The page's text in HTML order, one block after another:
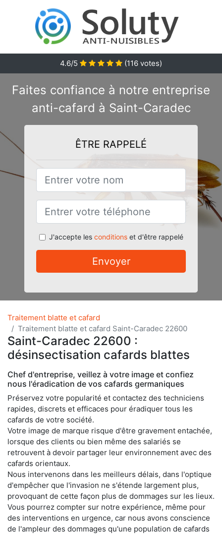
4.6/5 (116 votes)
Faites confiance à notre entreprise
anti-cafard à Saint-Caradec
ÊTRE RAPPELÉ
J'accepte les conditionset d'être rappelé
Envoyer
Traitement blatte et cafard
Traitement blatte et cafard Saint-Caradec 22600
Saint-Caradec 22600 :
désinsectisation cafards blattes
Chef d'entreprise, veillez à votre image et confiez
nous l'éradication de vos cafards germaniques
Préservez votre popularité et contactez des techniciens
rapides, discrets et efficaces pour éradiquer tous les
cafards de votre société.
Votre image de marque risque d'être gravement entachée,
lorsque des clients ou bien même des salariés se
retrouvent à devoir partager leur environnement avec des
cafards orientaux.
Nous intervenons dans les meilleurs délais, dans l'optique
d'empêcher que l'invasion ne s'étende largement plus,
provoquant de cette façon plus de dommages sur les lieux.
Vous pourrez compter sur notre expérience, même pour
des interventions en urgence, car nous avons conscience
de l'ampleur des dommages qu'une population de cafards